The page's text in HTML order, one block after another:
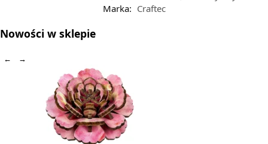
Marka: Craftec
Nowości w sklepie
← →